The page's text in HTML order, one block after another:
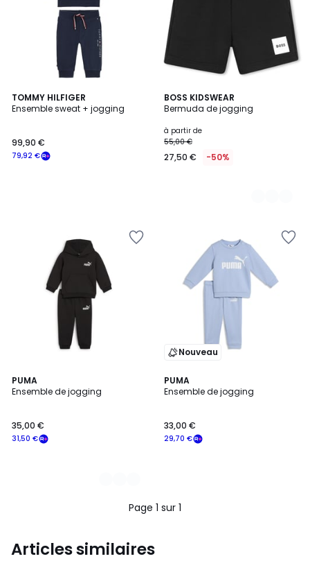
TOMMY HILFIGER
Ensemble sweat + jogging
79,92 €
99,90 €
BOSS KIDSWEAR
Bermuda de jogging
à partir de
55,00 €
27,50 € -50%
4
Couleurs
PUMA
Ensemble de jogging
31,50 €
35,00 €
2
Couleurs
Nouveau
PUMA
Ensemble de jogging
29,70 €
33,00 €
Page 1 sur 1
Articles similaires